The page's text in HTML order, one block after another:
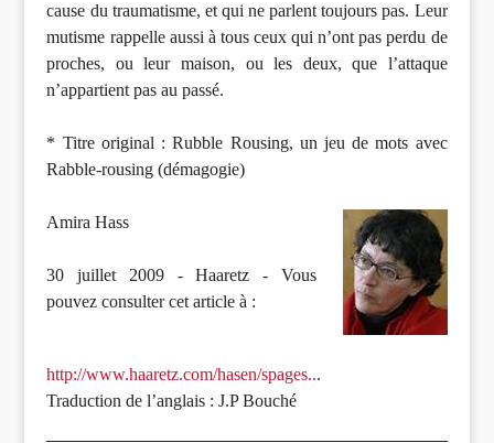
cause du traumatisme, et qui ne parlent toujours pas. Leur
mutisme rappelle aussi à tous ceux qui n’ont pas perdu de
proches, ou leur maison, ou les deux, que l’attaque
n’appartient pas au passé.
* Titre original : Rubble Rousing, un jeu de mots avec
Rabble-rousing (démagogie)
Amira Hass
30 juillet 2009 - Haaretz - Vous
pouvez consulter cet article à :
http://www.haaretz.com/hasen/spages...
Traduction de l’anglais : J.P Bouché